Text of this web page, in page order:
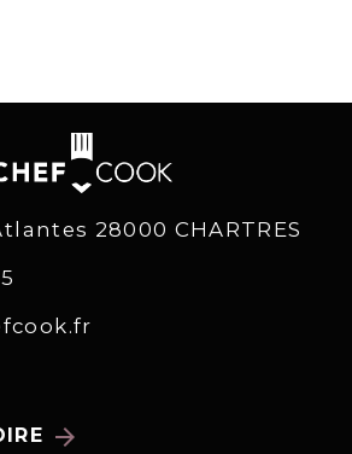
28000 CHARTRES
arrow_forward